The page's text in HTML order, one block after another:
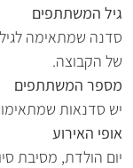
גיל המשתתפים
של הקבוצה.
מספר המשתתפים
יש סדנאות
אופי האירוע
יום הולדת, מסיבת